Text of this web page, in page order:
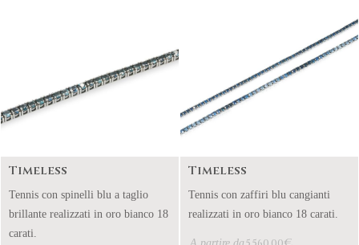
Timeless
Tennis con spinelli blu a taglio
brillante realizzati in oro bianco 18
carati.
Timeless
Tennis con zaffiri blu cangianti
realizzati in oro bianco 18 carati.